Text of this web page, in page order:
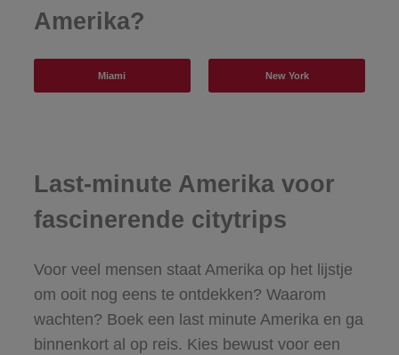
Amerika?
Miami New York
Last-minute Amerika voor
fascinerende citytrips
Voor veel mensen staat Amerika op het lijstje
om ooit nog eens te ontdekken? Waarom
wachten? Boek een last minute Amerika en ga
binnenkort al op reis. Kies bewust voor een